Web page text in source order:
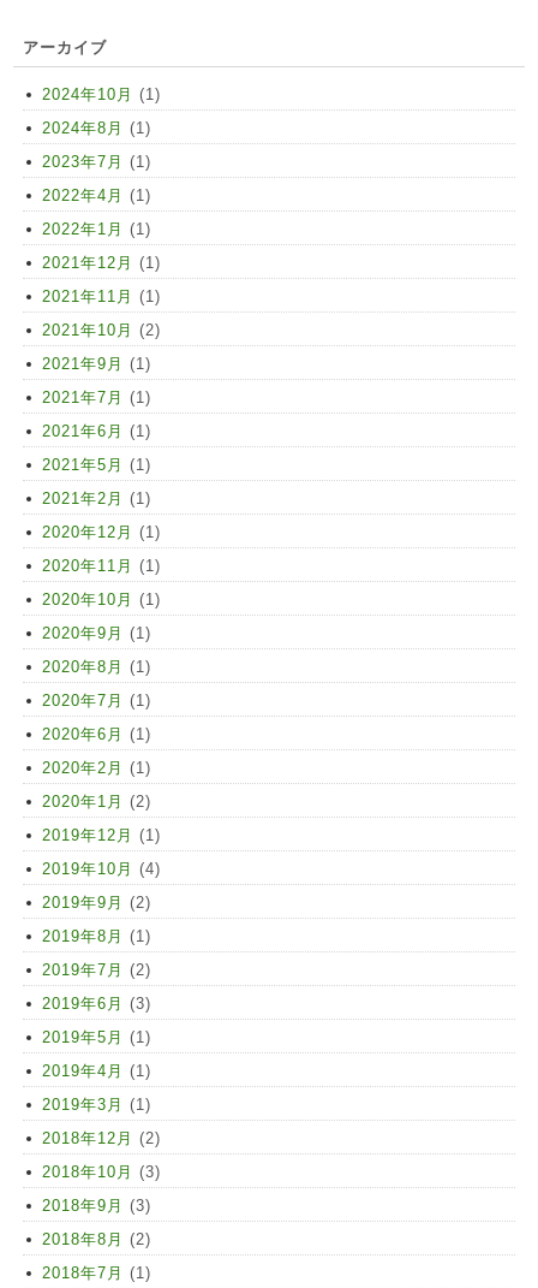
アーカイブ
2024年10月 (1)
2024年8月 (1)
2023年7月 (1)
2022年4月 (1)
2022年1月 (1)
2021年12月 (1)
2021年11月 (1)
2021年10月 (2)
2021年9月 (1)
2021年7月 (1)
2021年6月 (1)
2021年5月 (1)
2021年2月 (1)
2020年12月 (1)
2020年11月 (1)
2020年10月 (1)
2020年9月 (1)
2020年8月 (1)
2020年7月 (1)
2020年6月 (1)
2020年2月 (1)
2020年1月 (2)
2019年12月 (1)
2019年10月 (4)
2019年9月 (2)
2019年8月 (1)
2019年7月 (2)
2019年6月 (3)
2019年5月 (1)
2019年4月 (1)
2019年3月 (1)
2018年12月 (2)
2018年10月 (3)
2018年9月 (3)
2018年8月 (2)
2018年7月 (1)